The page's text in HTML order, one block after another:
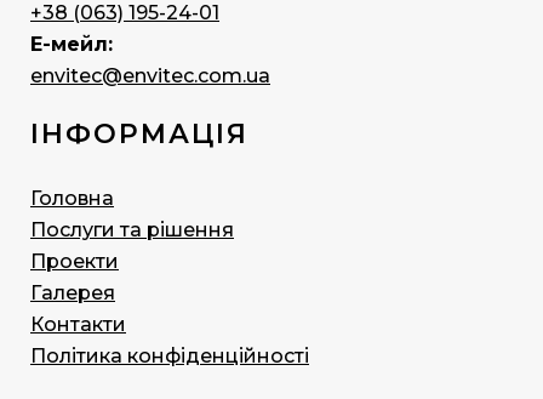
+38 (063) 195-24-01
Е-мейл:
envitec@envitec.com.ua
ІНФОРМАЦІЯ
Головна
Послуги та рішення
Проекти
Галерея
Контакти
Політика конфіденційності